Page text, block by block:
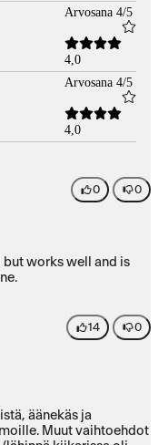
Arvosana 4/5
4,0
Arvosana 4/5
4,0
0 0
but works well and is
14 0
äänekäs ja
Muut vaihtoehdot